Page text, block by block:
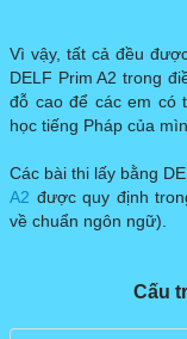
​Vì vậy, tất cả đều
DELF Prim A2 trong
đỗ cao để các em có
học tiếng Pháp của
Các bài thi lấy bằng
A2 được quy định
về chuẩn ngôn ngữ).
​​Cấu